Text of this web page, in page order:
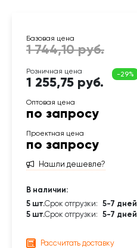
1 255,75 руб.
по запросу
по запросу
Нашли дешевле?
В наличии:
5 шт.Срок отгрузки: 5-7 дней
5 шт.Срок отгрузки: 5-7 дней
Рассчитать доставку